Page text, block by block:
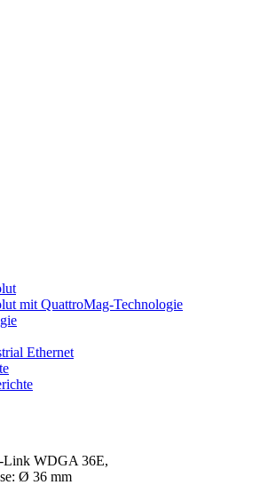
mit QuattroMag-Technologie
Ethernet
Link WDGA 36E,
Ø 36 mm